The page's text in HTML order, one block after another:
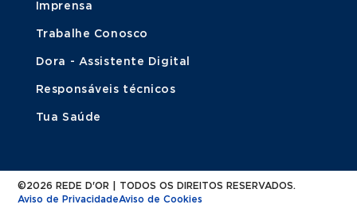
Imprensa
Trabalhe Conosco
Dora - Assistente Digital
Responsáveis técnicos
Tua Saúde
©2026 REDE D'OR | TODOS OS DIREITOS RESERVADOS.
Aviso de PrivacidadeAviso de Cookies